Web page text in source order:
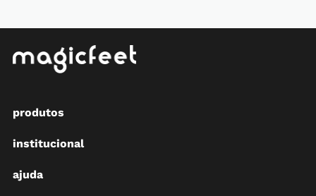
produtos
institucional
ajuda